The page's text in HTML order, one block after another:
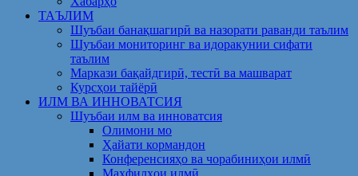
ТАЪЛИМ
Шуъбаи банақшагирӣ ва назорати раванди таълим
Шуъбаи мониторинг ва идоракунии сифати
таълим
Маркази бақайдгирӣ, тестӣ ва машварат
Курсҳои тайёрӣ
ИЛМ ВА ИННОВАТСИЯ
Шуъбаи илм ва инноватсия
Олимони мо
Ҳайати кормандон
Конференсияҳо ва чорабиниҳои илмӣ
Маҳфилҳои илмӣ